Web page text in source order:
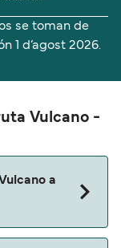
se toman de
1 d’agost 2026.
Vulcano -
a